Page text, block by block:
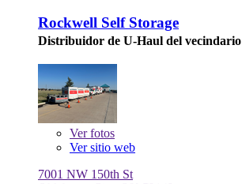
Rockwell Self Storage
Distribuidor de U-Haul del vecindario
Verfotos
Ver sitio web
7001 NW 150th St